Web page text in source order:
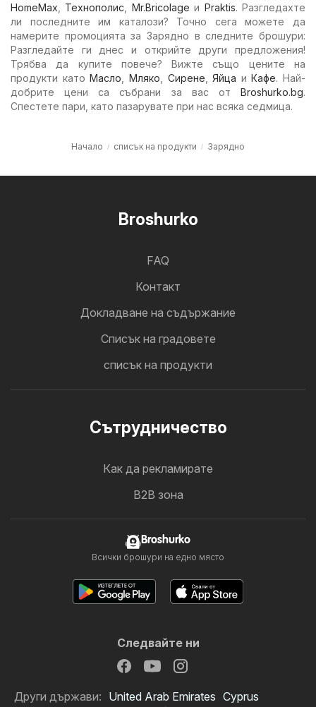
HomeMax
Технополис Mr.Bricolage и Praktis. Разгледахте
ли последните им каталози? Точно сега можете да
намерите промоцията за Зарядно в следните брошури:
Разгледайте ги днес и открийте други предложения!
Трябва да купите повече? Вижте също цените на
продукти катоМасло Мляко Сирене ,Яйца иКафе. Най-
добрите цени са събрани за вас от Broshurko.bg.
Спестете пари, като пазарувате при нас всяка седмица.
Начало списък на продукти Зарядно
Broshurko
FAQ
Контакт
Докладване на съдържание
Cписък на градовете
списък на продукти
Cътрудничество
Как да рекламирате
B2B зона
Broshurko
Всички брошури на едно място
Следвайте ни
Други държави: United Arab Emirates Cyprus